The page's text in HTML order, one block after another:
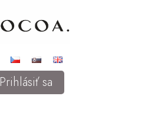
Prihlásiť sa